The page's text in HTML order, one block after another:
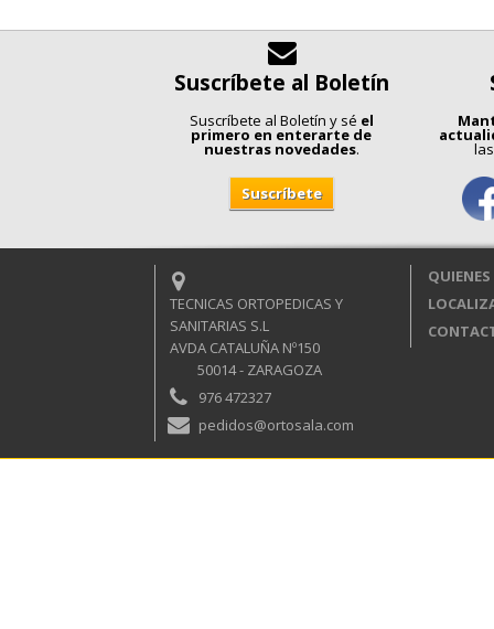
Suscríbete al Boletín
Suscríbete al Boletín y sé el
primero en enterarte de
nuestras novedades.
TECNICAS ORTOPEDICAS Y
SANITARIAS S.L
AVDA CATALUÑA Nº150
50014 - ZARAGOZA
976 472327
pedidos@ortosala.com